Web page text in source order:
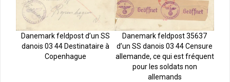
Danemark feldpost d’un SS
danois 03 44 Destinataire à
Copenhague
Danemark feldpost 35637
d’un SS danois 03 44 Censure
allemande, ce qui est fréquent
pour les soldats non
allemands